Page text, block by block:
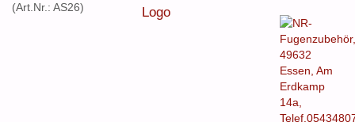
(Art.Nr.: AS26)